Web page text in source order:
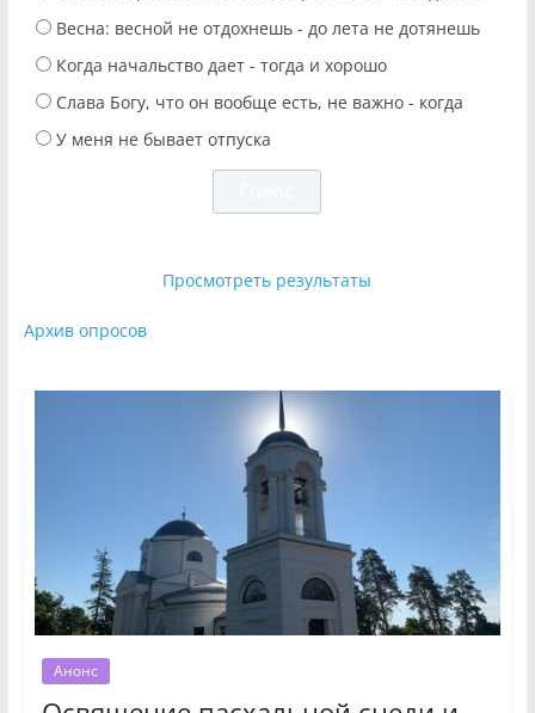
Весна: весной не отдохнешь - до лета не дотянешь
Когда начальство дает - тогда и хорошо
Слава Богу, что он вообще есть, не важно - когда
У меня не бывает отпуска
Просмотреть результаты
Архив опросов
Анонс